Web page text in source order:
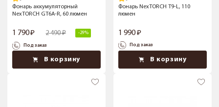
Фонарь аккумуляторный
NexTORCH GT6A-R, 60 люмен
1 790 2 490 -29%
Под заказ
В корзину
Фонарь NexTORCH T9-L, 110
люмен
1 990
Под заказ
В корзину